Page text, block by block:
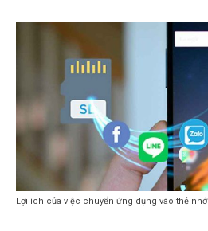
Lợi ích của việc chuyển ứng dụng vào thẻ nhớ